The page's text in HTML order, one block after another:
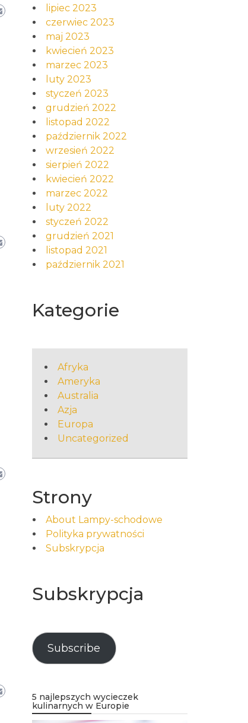
lipiec 2023
czerwiec 2023
maj 2023
kwiecień 2023
marzec 2023
luty 2023
styczeń 2023
grudzień 2022
listopad 2022
październik 2022
wrzesień 2022
sierpień 2022
kwiecień 2022
marzec 2022
luty 2022
styczeń 2022
grudzień 2021
listopad 2021
październik 2021
Kategorie
Afryka
Ameryka
Australia
Azja
Europa
Uncategorized
Strony
About Lampy-schodowe
Polityka prywatności
Subskrypcja
Subskrypcja
Subscribe
5 najlepszych wycieczek
kulinarnych w Europie